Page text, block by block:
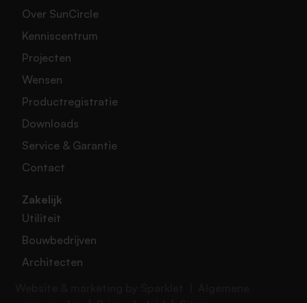
Over SunCircle
Kenniscentrum
Projecten
Wensen
Productregistratie
Downloads
Service & Garantie
Contact
Zakelijk
Utiliteit
Bouwbedrijven
Architecten